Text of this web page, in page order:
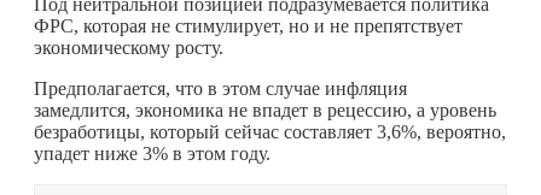
ФРС, которая не стимулирует, но и не препятствует
экономическому росту.
Предполагается, что в этом случае инфляция
замедлится, экономика не впадет в рецессию, а уровень
безработицы, который сейчас составляет 3,6%, вероятно,
упадет ниже 3% в этом году.